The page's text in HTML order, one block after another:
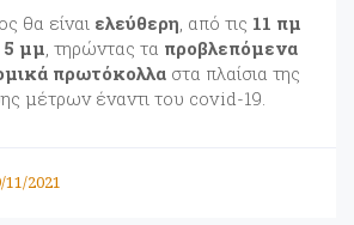
θα είναι ελεύθερη, από τις 11 πμ
5 μμ, τηρώντας τα προβλεπόμενα
πρωτόκολλαστα πλαίσια της
μέτρων έναντι του covid-19.
11/2021